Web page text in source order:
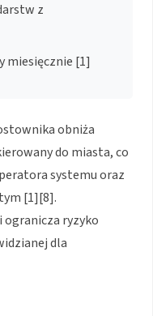
z
miesięcznie [1]
obniża
do miasta, co
systemu oraz
[1][8].
ryzyko
dla